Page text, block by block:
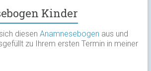
Kinder
diesen Anamnesebogen aus und
zu Ihrem ersten Termin in meiner